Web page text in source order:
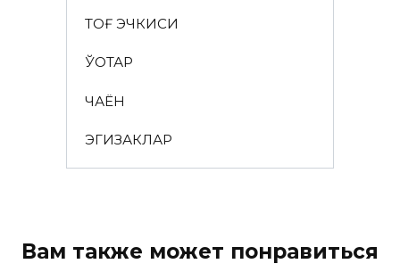
ТОҒ ЭЧКИСИ
ЎҚОТАР
ЧАЁН
ЭГИЗАКЛАР
Вам также может понравиться